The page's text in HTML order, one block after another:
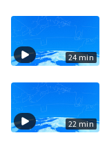
24 min
22 min